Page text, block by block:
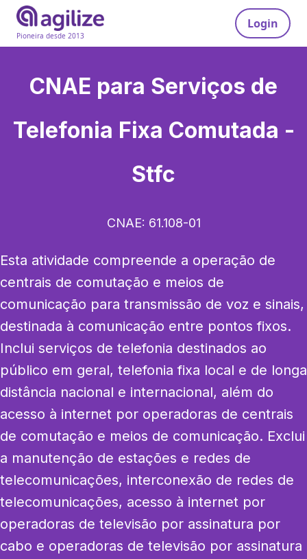
Pioneira desde 2013
Login
CNAE para Serviços de
Telefonia Fixa Comutada -
Stfc
CNAE: 61.108-01
Esta atividade compreende a operação de
centrais de comutação e meios de
comunicação para transmissão de voz e sinais,
destinada à comunicação entre pontos fixos.
Inclui serviços de telefonia destinados ao
público em geral, telefonia fixa local e de longa
distância nacional e internacional, além do
acesso à internet por operadoras de centrais
de comutação e meios de comunicação. Exclui
a manutenção de estações e redes de
telecomunicações, interconexão de redes de
telecomunicações, acesso à internet por
operadoras de televisão por assinatura por
cabo e operadoras de televisão por assinatura